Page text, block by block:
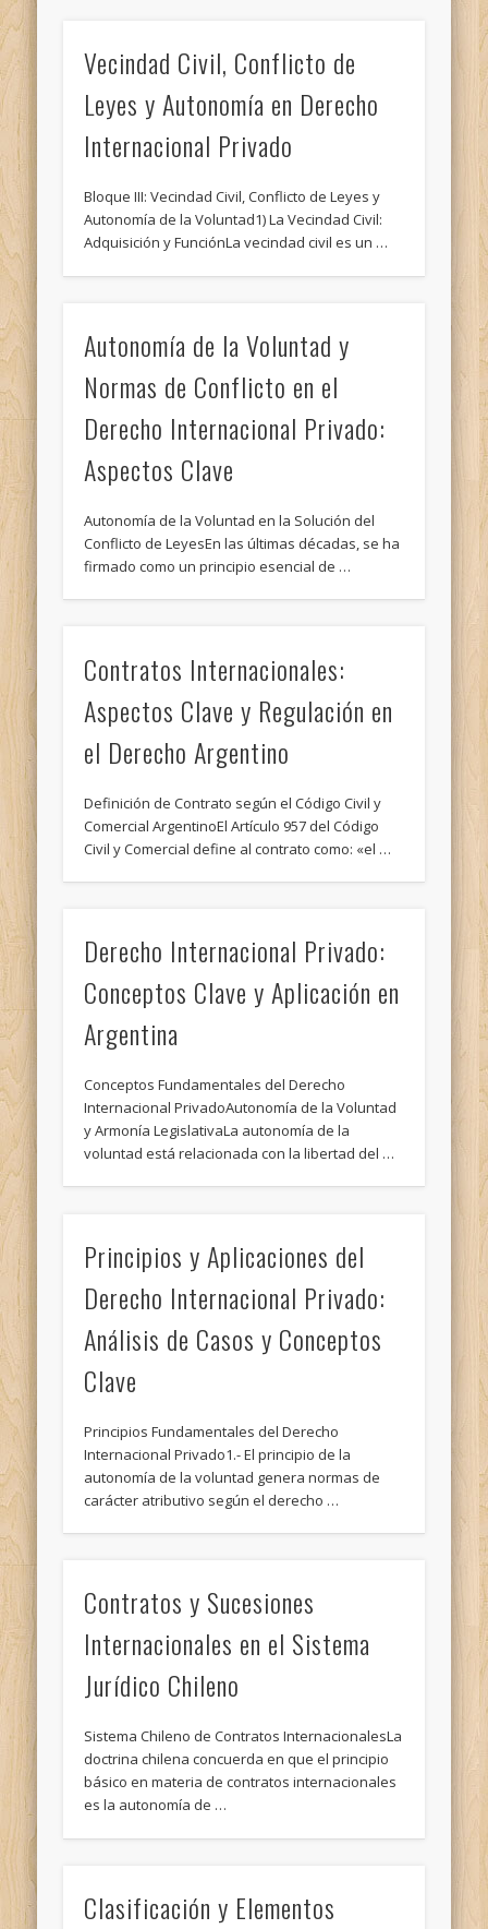
Vecindad Civil, Conflicto de
Leyes y Autonomía en Derecho
Internacional Privado
Bloque III: Vecindad Civil, Conflicto de Leyes y
Autonomía de la Voluntad1) La Vecindad Civil:
Adquisición y FunciónLa vecindad civil es un …
Autonomía de la Voluntad y
Normas de Conflicto en el
Derecho Internacional Privado:
Aspectos Clave
Autonomía de la Voluntad en la Solución del
Conflicto de LeyesEn las últimas décadas, se ha
firmado como un principio esencial de …
Contratos Internacionales:
Aspectos Clave y Regulación en
el Derecho Argentino
Definición de Contrato según el Código Civil y
Comercial ArgentinoEl Artículo 957 del Código
Civil y Comercial define al contrato como: «el …
Derecho Internacional Privado:
Conceptos Clave y Aplicación en
Argentina
Conceptos Fundamentales del Derecho
Internacional PrivadoAutonomía de la Voluntad
y Armonía LegislativaLa autonomía de la
voluntad está relacionada con la libertad del …
Principios y Aplicaciones del
Derecho Internacional Privado:
Análisis de Casos y Conceptos
Clave
Principios Fundamentales del Derecho
Internacional Privado1.- El principio de la
autonomía de la voluntad genera normas de
carácter atributivo según el derecho …
Contratos y Sucesiones
Internacionales en el Sistema
Jurídico Chileno
Sistema Chileno de Contratos InternacionalesLa
doctrina chilena concuerda en que el principio
básico en materia de contratos internacionales
es la autonomía de …
Clasificación y Elementos